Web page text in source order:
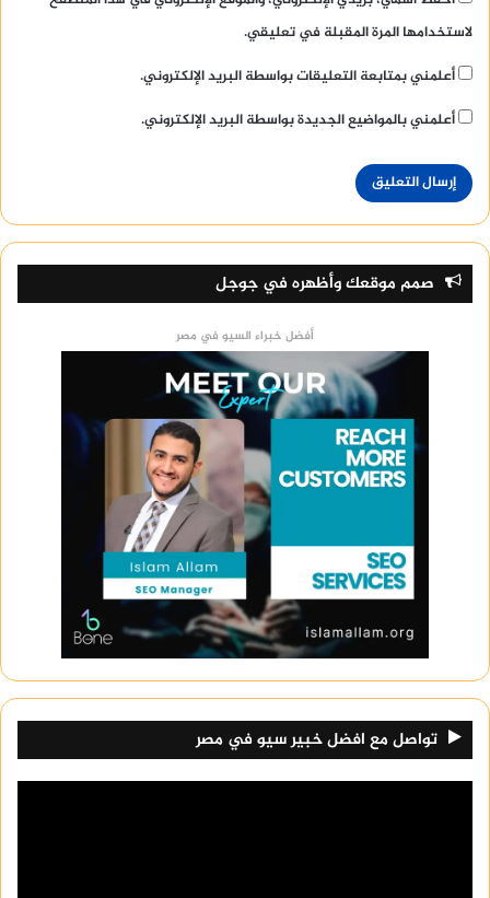
لاستخدامها المرة المقبلة في تعليقي.
أعلمني بمتابعة التعليقات بواسطة البريد الإلكتروني.
أعلمني بالمواضيع الجديدة بواسطة البريد الإلكتروني.
صمم موقعك وأظهره في جوجل
أفضل خبراء السيو في مصر
تواصل مع افضل خبير سيو في مصر